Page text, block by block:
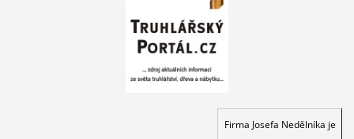
Firma Josefa Nedělníka je